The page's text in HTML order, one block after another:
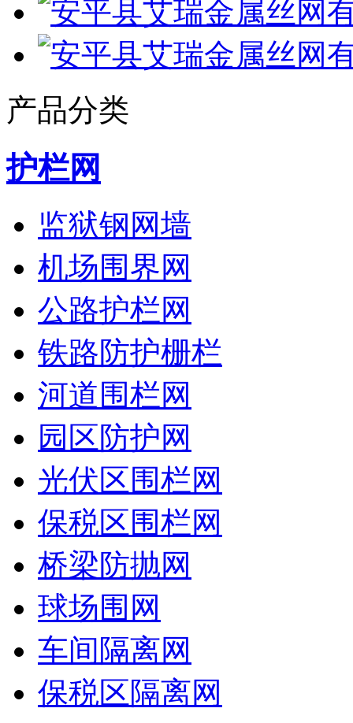
产品分类
护栏网
监狱钢网墙
机场围界网
公路护栏网
铁路防护栅栏
河道围栏网
园区防护网
光伏区围栏网
保税区围栏网
桥梁防抛网
球场围网
车间隔离网
保税区隔离网